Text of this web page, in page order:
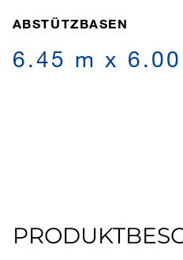
ABSTÜTZBASEN
6.45 m x